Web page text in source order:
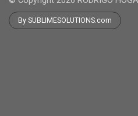
By SUBLIMESOLUTIONS.com